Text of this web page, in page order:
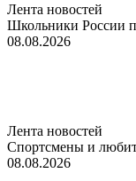
Лента новостей
Школьники России
08.08.2026
Лента новостей
Спортсмены и
08.08.2026